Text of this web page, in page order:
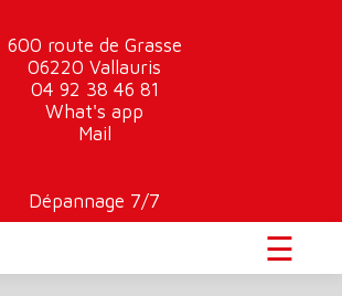
600 route de Grasse
06220 Vallauris
04 92 38 46 81
What's app
Mail
Dépannage 7/7
☰